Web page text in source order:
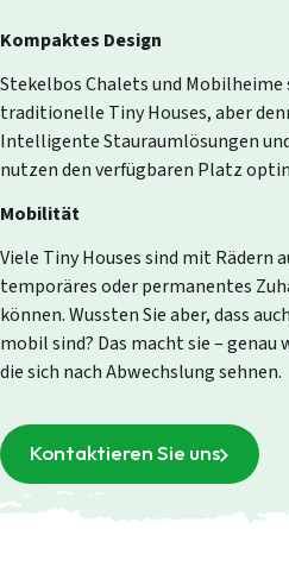
Kompaktes Design
Stekelbos Chalets und
traditionelle Tiny Houses, aber
Intelligente Stauraumlösungen
nutzen den verfügbaren Platz
Mobilität
Viele Tiny Houses sind mit Rädern
temporäres oder permanentes
können. Wussten Sie aber, dass
mobil sind? Das macht sie – genau
die sich nach Abwechslung sehnen.
Kontaktieren Sie uns